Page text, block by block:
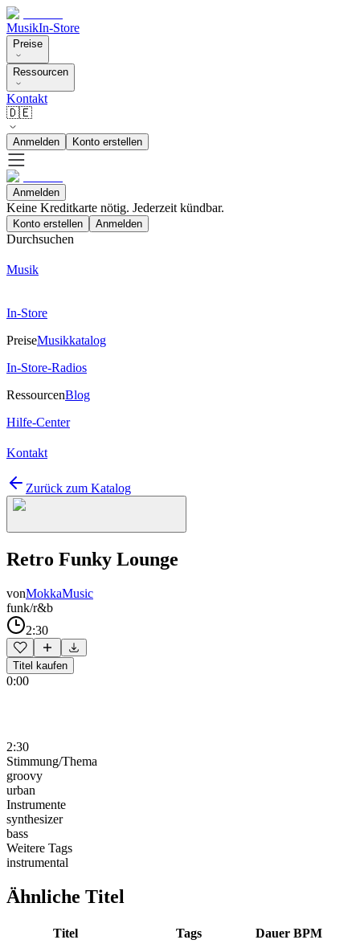
MusikIn-Store
Preise
Ressourcen
Kontakt
🇩🇪
Anmelden Konto erstellen
Anmelden
Keine Kreditkarte nötig. Jederzeit kündbar.
Konto erstellen Anmelden
Durchsuchen
Musik
In-Store
PreiseMusikkatalog
In-Store-Radios
RessourcenBlog
Hilfe-Center
Kontakt
Zurück zum Katalog
Retro Funky Lounge
vonMokkaMusic
funk/r&b
2:30
Titel kaufen
0:00
2:30
Stimmung/Thema
groovy
urban
Instrumente
synthesizer
bass
Weitere Tags
instrumental
Ähnliche Titel
Titel Tags Dauer BPM